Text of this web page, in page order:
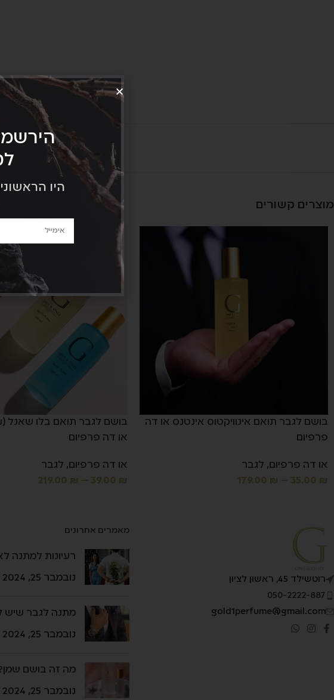
מוצרים קשורים
בושם לגבר תואם אינוויקטוס אינטנס או דה
פרפיום
או דה פרפיום, לגבר
35.00 ₪
–
179.00 ₪
או דה פרפיום
או דה פרפיום, לגבר
39.00 ₪
–
219.00 ₪
רוטשילד 45, ראשון לציון
050-2222-887
gold1perfume@gmail.com
מאמרים אחרונים
רעיונות למתנה
נובמבר 25, 2024
מתנה לגבר שיש
נובמבר 25, 2024
מה זה בושם
נובמבר 25, 2024
היו